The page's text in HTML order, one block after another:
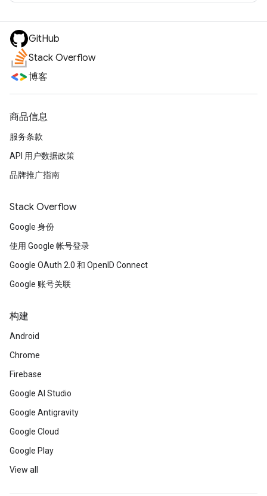
GitHub
Stack Overflow
博客
商品信息
服务条款
API 用户数据政策
品牌推广指南
Stack Overflow
Google 身份
使用 Google 帐号登录
Google OAuth 2.0 和 OpenID Connect
Google 账号关联
构建
Android
Chrome
Firebase
Google AI Studio
Google Antigravity
Google Cloud
Google Play
View all